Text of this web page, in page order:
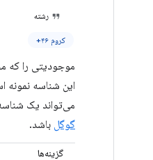
رشته
کروم ۴۶+
موجودیتی را که
این شناسه نمونه
می‌تواند یک
گوگل باشد.
گزینه‌ها